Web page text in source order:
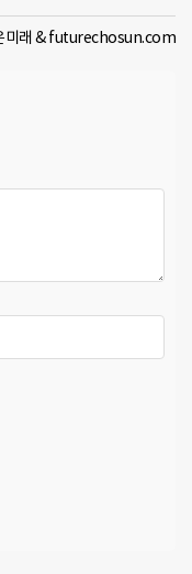
래 & futurechosun.com